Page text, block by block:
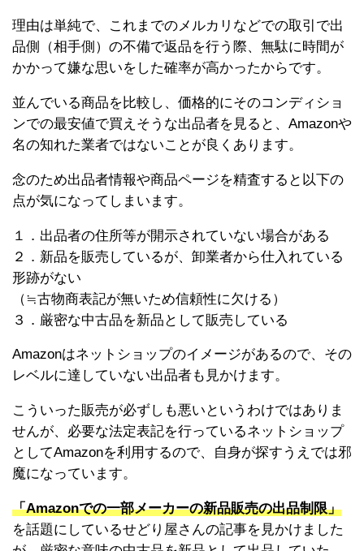
理由は単純で、これまでのメルカリなどでの取引で出
品側（相手側）の不備で返品を行う際、無駄に時間が
かかって嫌な思いをした確率が高かったからです。
並んでいる商品を比較し、価格的にそのコンディショ
ンでの最安値で買えそうな出品者を見ると、Amazonや
名の知れた業者ではないことが良くあります。
念のため出品者情報や商品ページを精査すると以下の
点が気になってしまいます。
１．出品者の住所等が開示されていない場合がある
２．新品を販売しているが、卸業者から仕入れている
形跡がない
（≒古物商表記が無いため信頼性に欠ける）
３．厳密な中古品を新品として販売している
Amazonはネットショップのイメージがあるので、その
レベルに達していない出品者も見かけます。
こういった販売が必ずしも悪いというわけではありま
せんが、必要な法定表記を行っているネットショップ
としてAmazonを利用するので、自身が探すうえでは邪
魔になっています。
「Amazonでの一部メーカーの新品販売の出品制限」
を話題にしているせどり屋さんの記事を見かけました